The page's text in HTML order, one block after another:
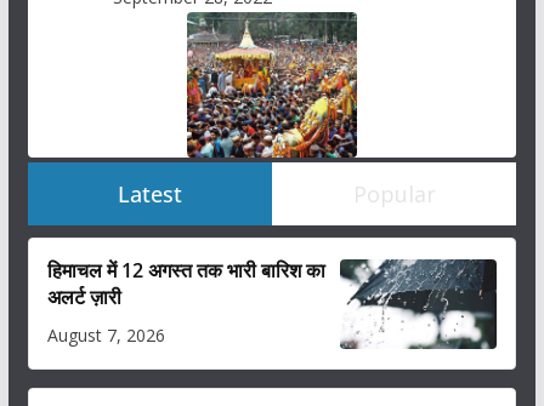
Latest Popular
हिमाचल में 12 अगस्त तक भारी बारिश का
अलर्ट ज़ारी
August 7, 2026